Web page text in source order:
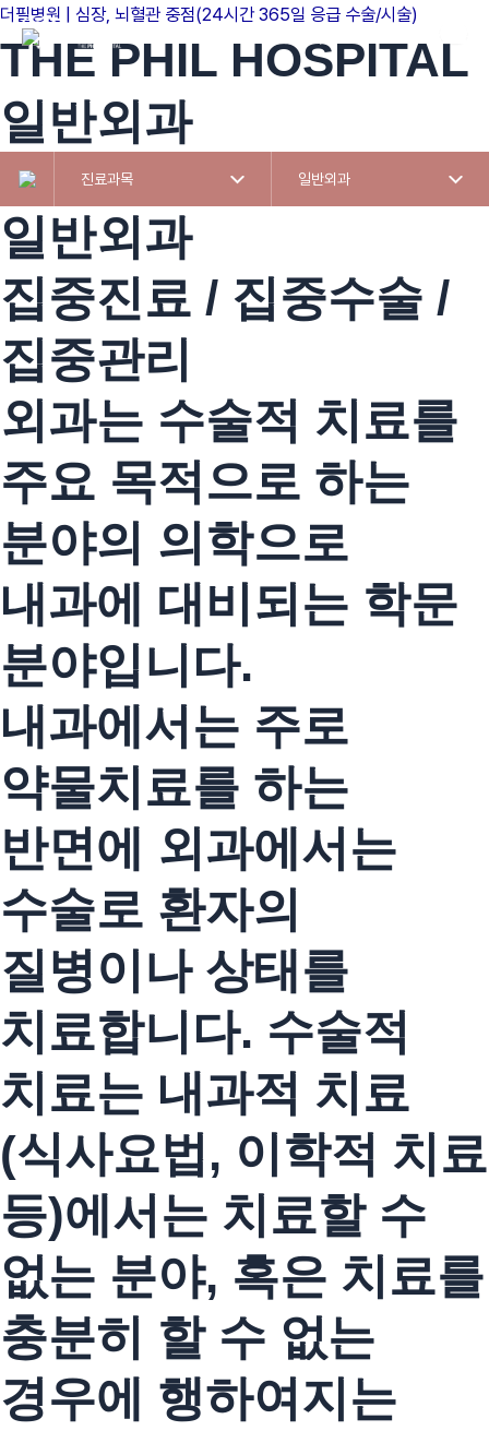
콘텐츠로
건너뛰기
더필병원 | 심장, 뇌혈관 중점(24시간 365일 응급 수술/시술)
THE PHIL HOSPITAL
일반외과
진료과목 일반외과
일반외과
집중진료 / 집중수술 /
집중관리
외과는 수술적 치료를
주요 목적으로 하는
분야의 의학으로
내과에 대비되는 학문
분야입니다.
내과에서는 주로
약물치료를 하는
반면에 외과에서는
수술로 환자의
질병이나 상태를
치료합니다. 수술적
치료는 내과적 치료
(식사요법, 이학적 치료
등)에서는 치료할 수
없는 분야, 혹은 치료를
충분히 할 수 없는
경우에 행하여지는